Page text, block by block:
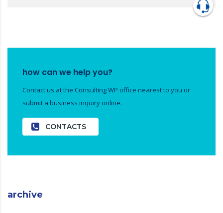
how can we help you?
Contact us at the Consulting WP office nearest to you or
submit a business inquiry online.
CONTACTS
archive